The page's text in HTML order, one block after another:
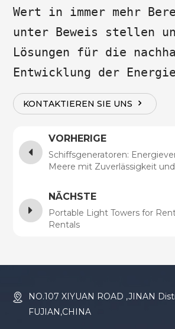
Wert in immer mehr
unter Beweis stellen
Lösungen für die
Entwicklung der
KONTAKTIEREN SIE UNS
VORHERIGE
Schiffsgeneratoren:
Meere mit Zuverlässigkeit
NÄCHSTE
Portable Light Towers for
Rentals
NO.107 XIYUAN ROAD ,JINAN
FUJIAN,CHINA